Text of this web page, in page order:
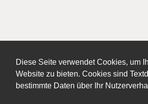
Diese Seite verwendet Cookies, um
Website zu bieten. Cookies sind
bestimmte Daten über Ihr